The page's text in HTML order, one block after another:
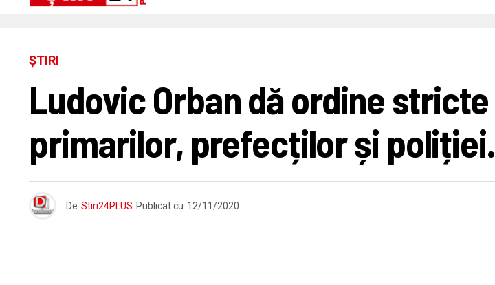
ȘTIRI
Ludovic Orban dă ordine stricte
primarilor, prefecților și poliției.
De Stiri24PLUS Publicat cu 12/11/2020